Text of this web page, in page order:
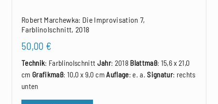
Robert Marchewka: Die Improvisation 7,
Farblinolschnitt, 2018
50,00 €
Technik: Farblinolschnitt Jahr: 2018 Blattmaß: 15,6 x 21,0
cm Grafikmaß: 10,0 x 9,0 cmAuflage: e. a.Signatur: rechts
unten